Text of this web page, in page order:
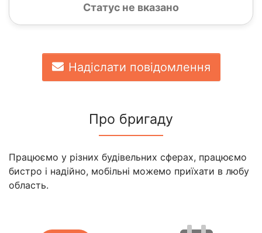
Статус не вказано
Надіслати повідомлення
Про бригаду
Працюємо у різних будівельних сферах, працюємо
бистро і надійно, мобільні можемо приїхати в любу
область.